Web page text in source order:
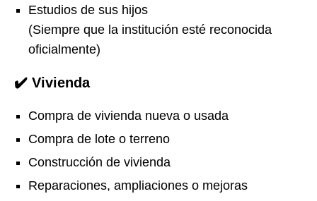
Estudios de sus hijos
(Siempre que la institución esté reconocida
oficialmente)
✔️ Vivienda
Compra de vivienda nueva o usada
Compra de lote o terreno
Construcción de vivienda
Reparaciones, ampliaciones o mejoras